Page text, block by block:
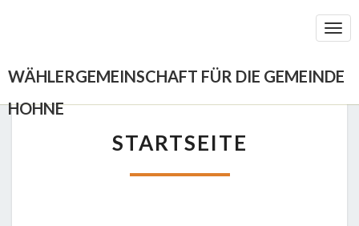
WÄHLERGEMEINSCHAFT FÜR DIE GEMEINDE
HOHNE
STARTSEITE